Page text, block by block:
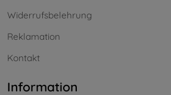
Widerrufsbelehrung
Reklamation
Kontakt
Information